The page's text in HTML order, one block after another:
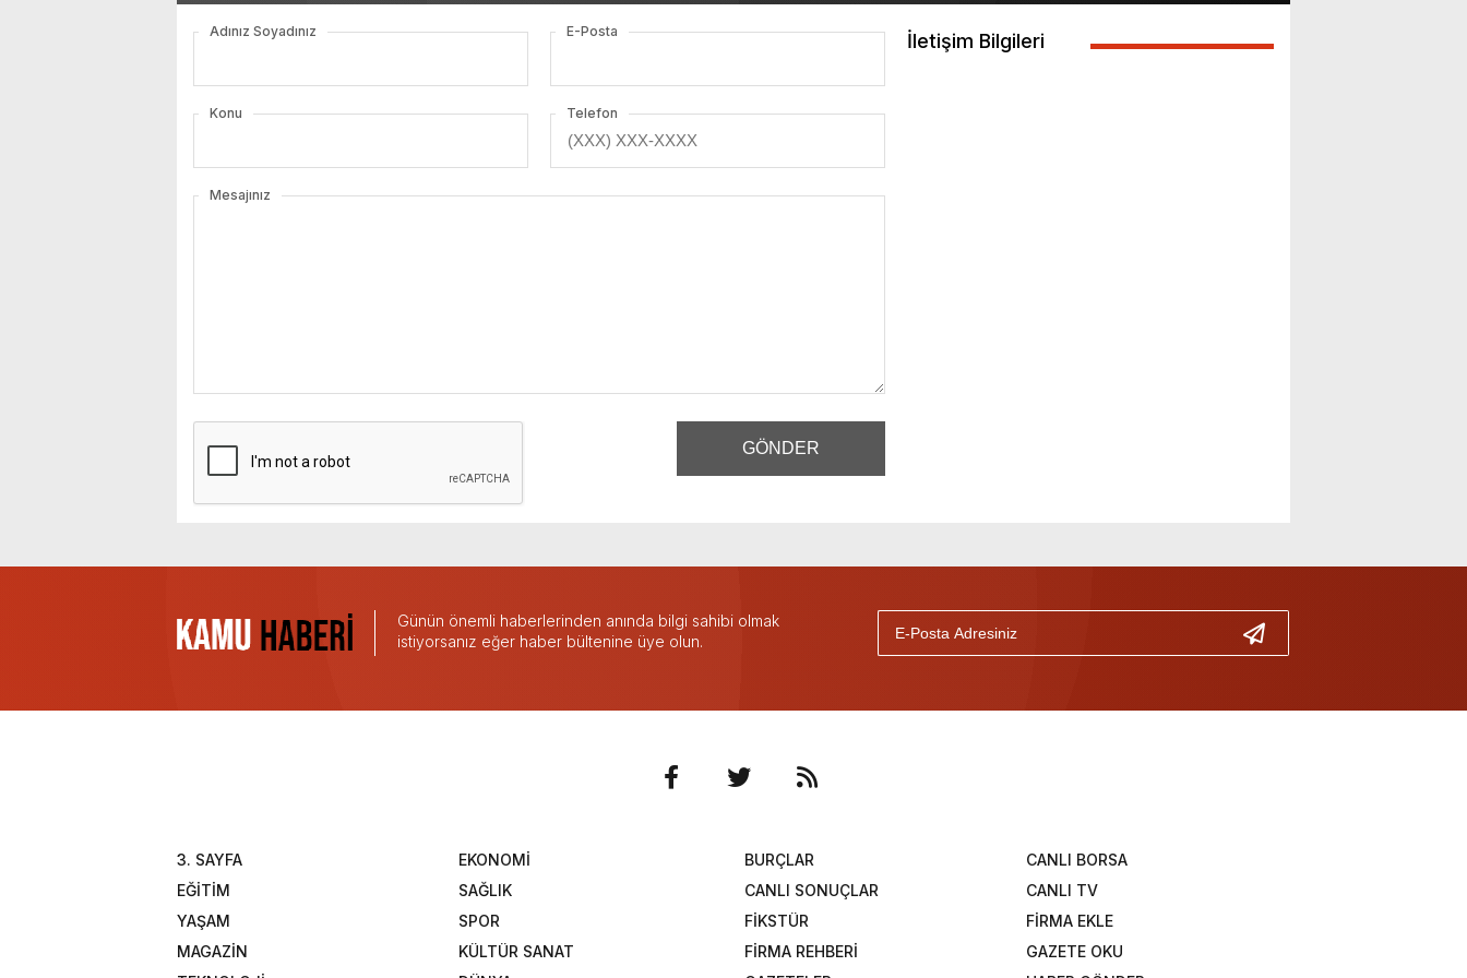
Adınız Soyadınız E-Posta
Konu Telefon
Mesajınız
GÖNDER
İletişim Bilgileri
Günün önemli haberlerinden anında bilgi sahibi olmak
istiyorsanız eğer haber bültenine üye olun.
3. SAYFA
EKONOMİ
EĞİTİM
SAĞLIK
YAŞAM
SPOR
MAGAZİN
KÜLTÜR SANAT
BURÇLAR
CANLI BORSA
CANLI SONUÇLAR
CANLI TV
FİKSTÜR
FİRMA EKLE
FİRMA REHBERİ
GAZETE OKU